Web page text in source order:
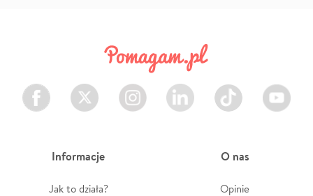
Facebook Twitter Instagram LinkedIn TikTok Youtube
Informacje
Jak to działa?
O nas
Opinie